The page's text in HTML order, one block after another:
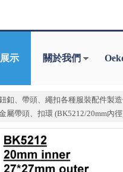
示 關於我們
釦、帶頭、繩扣各種服裝配件製
屬帶頭、扣環 (BK5212/20mm內